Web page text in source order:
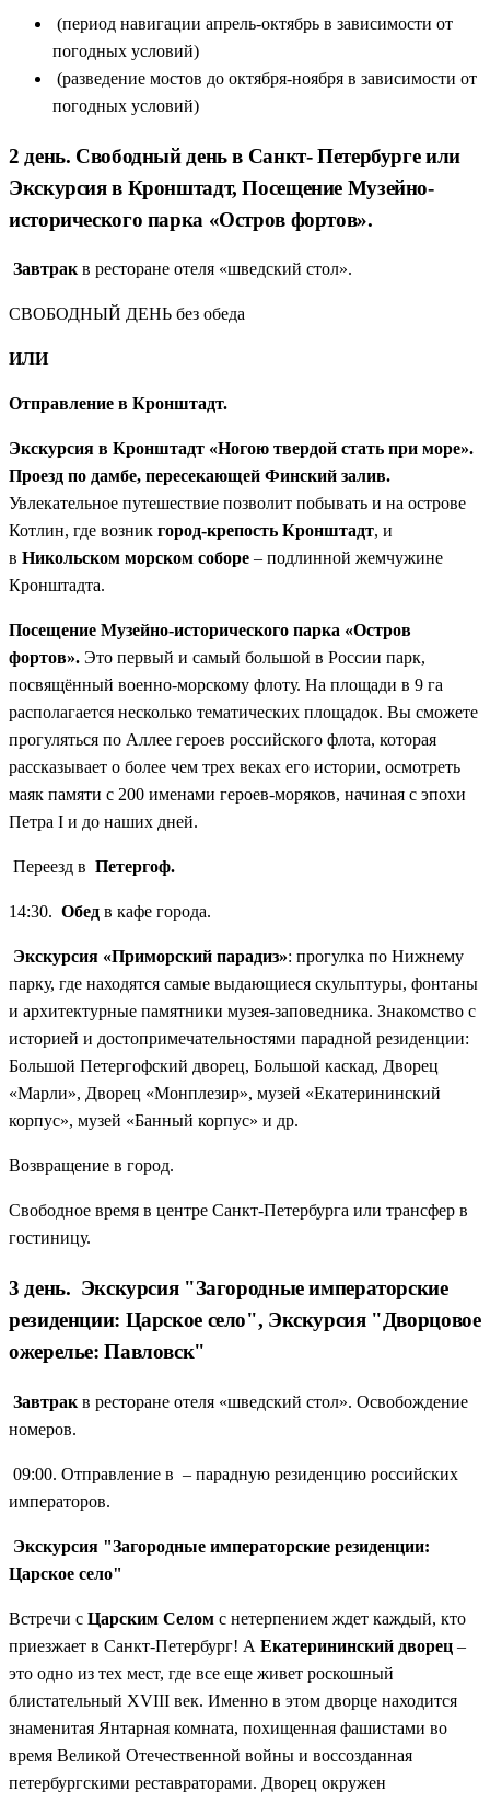
(период навигации апрель-октябрь в зависимости от
погодных условий)
(разведение мостов до октября-ноября в зависимости от
погодных условий)
2 день. Свободный день в Санкт- Петербурге или
Экскурсия в Кронштадт, Посещение Музейно-
исторического парка «Остров фортов».
Завтрак в ресторане отеля «шведский стол».
СВОБОДНЫЙ ДЕНЬ без обеда
ИЛИ
Отправление в Кронштадт.
Экскурсия в Кронштадт «Ногою твердой стать при море».
Проезд по дамбе, пересекающей Финский залив.
Увлекательное путешествие позволит побывать и на острове
Котлин, где возник город-крепость Кронштадт, и
в Никольском морском соборе – подлинной жемчужине
Кронштадта.
Посещение Музейно-исторического парка «Остров
фортов». Это первый и самый большой в России парк,
посвящённый военно-морскому флоту. На площади в 9 га
располагается несколько тематических площадок. Вы сможете
прогуляться по Аллее героев российского флота, которая
рассказывает о более чем трех веках его истории, осмотреть
маяк памяти с 200 именами героев-моряков, начиная с эпохи
Петра I и до наших дней.
Переезд в Петергоф.
14:30. Обед в кафе города.
Экскурсия «Приморский парадиз»: прогулка по Нижнему
парку, где находятся самые выдающиеся скульптуры, фонтаны
и архитектурные памятники музея-заповедника. Знакомство с
историей и достопримечательностями парадной резиденции:
Большой Петергофский дворец, Большой каскад, Дворец
«Марли», Дворец «Монплезир», музей «Екатерининский
корпус», музей «Банный корпус» и др.
Возвращение в город.
Свободное время в центре Санкт-Петербурга или трансфер в
гостиницу.
3 день. Экскурсия "Загородные императорские
резиденции: Царское село", Экскурсия "Дворцовое
ожерелье: Павловск"
Завтрак в ресторане отеля «шведский стол». Освобождение
номеров.
09:00. Отправление в – парадную резиденцию российских
императоров.
Экскурсия "Загородные императорские резиденции:
Царское село"
Встречи с Царским Селом с нетерпением ждет каждый, кто
приезжает в Санкт-Петербург! А Екатерининский дворец –
это одно из тех мест, где все еще живет роскошный
блистательный XVIII век. Именно в этом дворце находится
знаменитая Янтарная комната, похищенная фашистами во
время Великой Отечественной войны и воссозданная
петербургскими реставраторами. Дворец окружен